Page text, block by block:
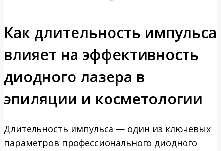
Как длительность импульса
влияет на эффективность
диодного лазера в
эпиляции и косметологии
Длительность импульса — один из ключевых
параметров профессионального диодного